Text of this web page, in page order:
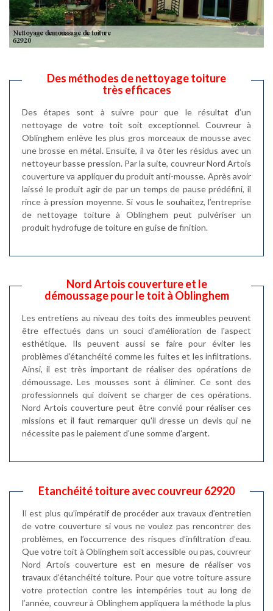
Des méthodes de nettoyage toiture
très efficaces
Des étapes sont à suivre pour que le résultat d’un
nettoyage de votre toit soit exceptionnel. Couvreur à
Oblinghem enlève les plus gros morceaux de mousse avec
une brosse en métal. Ensuite, il va ôter les résidus avec un
nettoyeur basse pression. Par la suite, couvreur Nord Artois
couverture va appliquer du produit anti-mousse. Après avoir
laissé le produit agir de par un temps de pause prédéfini, il
rince à pression moyenne. Si vous le souhaitez, l’entreprise
de nettoyage toiture à Oblinghem peut pulvériser un
produit hydrofuge de toiture en guise de finition.
Nord Artois couverture et le
démoussage pour le toit à Oblinghem
Les entretiens au niveau des toits des immeubles peuvent
être effectués dans un souci d'amélioration de l'aspect
esthétique. Ils peuvent aussi se faire pour éviter les
problèmes d'étanchéité comme les fuites et les infiltrations.
Ainsi, il est très important de réaliser des opérations de
démoussage. Les mousses sont à éliminer. Ce sont des
professionnels qui doivent se charger de ces opérations.
Nord Artois couverture peut être convié pour réaliser ces
missions et il faut remarquer qu'il dresse un devis qui ne
nécessite pas le paiement d'une somme d'argent.
Etanchéité toiture avec couvreur 62920
Il est plus qu’impératif de procéder aux travaux d’entretien
de votre couverture si vous ne voulez pas rencontrer des
problèmes, en l’occurrence des risques d’infiltration d’eau.
Que votre toit à Oblinghem soit accessible ou pas, couvreur
Nord Artois couverture est en mesure de réaliser vos
travaux d’étanchéité toiture. Pour que votre toiture assure
votre protection contre les intempéries tout au long de
l’année, couvreur à Oblinghem appliquera la méthode la plus